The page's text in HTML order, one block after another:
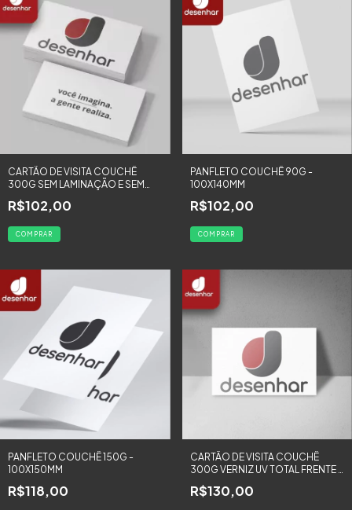
CARTÃO DE VISITA COUCHÊ
300G SEM LAMINAÇÃO E SEM
R$102,00
COMPRAR
PANFLETO COUCHÊ 90G -
100X140MM
R$102,00
COMPRAR
PANFLETO COUCHÊ 150G -
100X150MM
R$118,00
CARTÃO DE VISITA COUCHÊ
300G VERNIZ UV TOTAL FRENTE -
500 UNIDADES
R$130,00